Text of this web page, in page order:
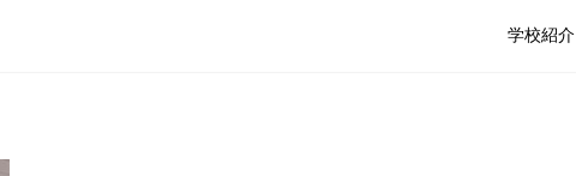
学校紹介